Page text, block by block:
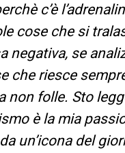
c’è
cose che si
negativa, se
che riesce
non folle. Sto
è la mia
un’icona del